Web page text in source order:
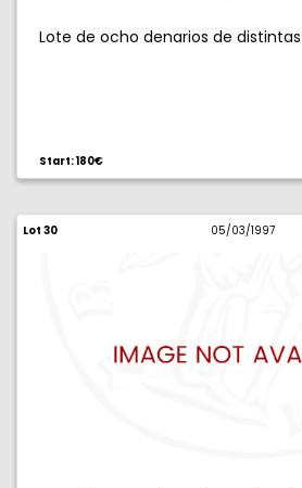
Lote de ocho denarios de
Start: 180€
Lot 30 05/03/1997